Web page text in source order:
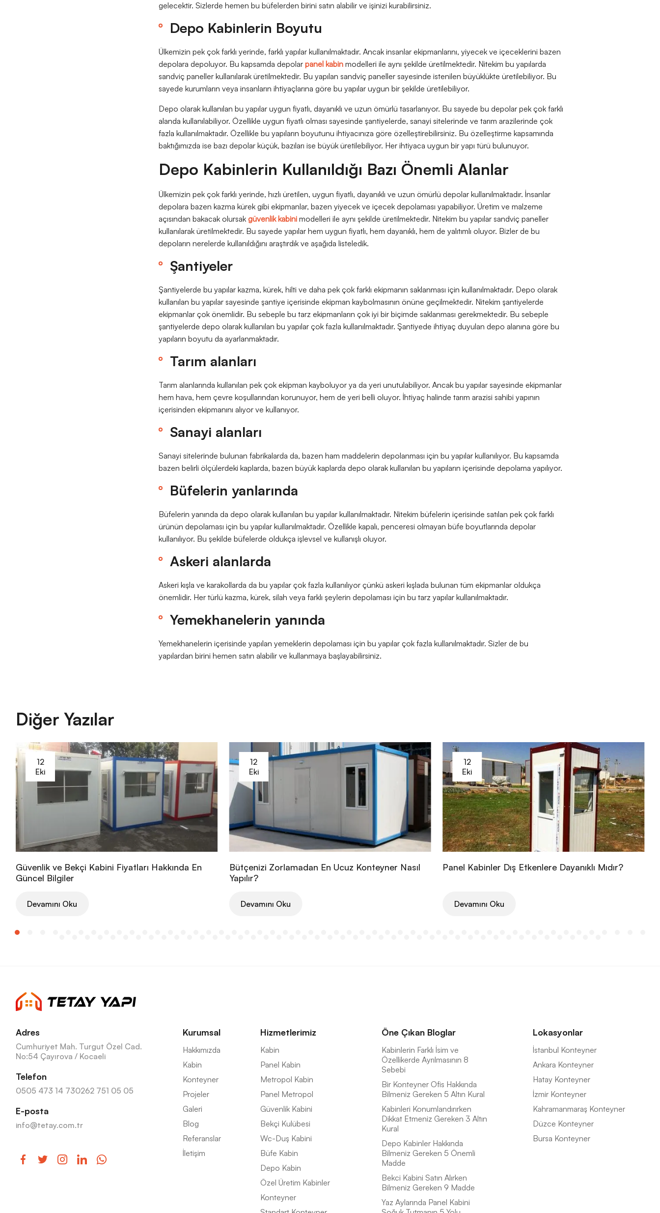
gelecektir. Sizlerde hemen bu büfelerden birini satın alabilir ve işinizi kurabilirsiniz.
Depo Kabinlerin Boyutu
Ülkemizin pek çok farklı yerinde, farklı yapılar kullanılmaktadır. Ancak insanlar ekipmanlarını, yiyecek ve içeceklerini bazen
depolara depoluyor. Bu kapsamda depolar panel kabinmodelleri ile aynı şekilde üretilmektedir. Nitekim bu yapılarda
sandviç paneller kullanılarak üretilmektedir. Bu yapılan sandviç paneller sayesinde istenilen büyüklükte üretilebiliyor. Bu
sayede kurumların veya insanların ihtiyaçlarına göre bu yapılar uygun bir şekilde üretilebiliyor.
Depo olarak kullanılan bu yapılar uygun fiyatlı, dayanıklı ve uzun ömürlü tasarlanıyor. Bu sayede bu depolar pek çok farklı
alanda kullanılabiliyor. Özellikle uygun fiyatlı olması sayesinde şantiyelerde, sanayi sitelerinde ve tarım arazilerinde çok
fazla kullanılmaktadır. Özellikle bu yapıların boyutunu ihtiyacınıza göre özelleştirebilirsiniz. Bu özelleştirme kapsamında
baktığımızda ise bazı depolar küçük, bazıları ise büyük üretilebiliyor. Her ihtiyaca uygun bir yapı türü bulunuyor.
Depo Kabinlerin Kullanıldığı Bazı Önemli Alanlar
Ülkemizin pek çok farklı yerinde, hızlı üretilen, uygun fiyatlı, dayanıklı ve uzun ömürlü depolar kullanılmaktadır. İnsanlar
depolara bazen kazma kürek gibi ekipmanlar, bazen yiyecek ve içecek depolaması yapabiliyor. Üretim ve malzeme
açısından bakacak olursak güvenlik kabinimodelleri ile aynı şekilde üretilmektedir. Nitekim bu yapılar sandviç paneller
kullanılarak üretilmektedir. Bu sayede yapılar hem uygun fiyatlı, hem dayanıklı, hem de yalıtımlı oluyor. Bizler de bu
depoların nerelerde kullanıldığını araştırdık ve aşağıda listeledik.
Şantiyeler
Şantiyelerde bu yapılar kazma, kürek, hilti ve daha pek çok farklı ekipmanın saklanması için kullanılmaktadır. Depo olarak
kullanılan bu yapılar sayesinde şantiye içerisinde ekipman kaybolmasının önüne geçilmektedir. Nitekim şantiyelerde
ekipmanlar çok önemlidir. Bu sebeple bu tarz ekipmanların çok iyi bir biçimde saklanması gerekmektedir. Bu sebeple
şantiyelerde depo olarak kullanılan bu yapılar çok fazla kullanılmaktadır. Şantiyede ihtiyaç duyulan depo alanına göre bu
yapıların boyutu da ayarlanmaktadır.
Tarım alanları
Tarım alanlarında kullanılan pek çok ekipman kayboluyor ya da yeri unutulabiliyor. Ancak bu yapılar sayesinde ekipmanlar
hem hava, hem çevre koşullarından korunuyor, hem de yeri belli oluyor. İhtiyaç halinde tarım arazisi sahibi yapının
içerisinden ekipmanını alıyor ve kullanıyor.
Sanayi alanları
Sanayi sitelerinde bulunan fabrikalarda da, bazen ham maddelerin depolanması için bu yapılar kullanılıyor. Bu kapsamda
bazen belirli ölçülerdeki kaplarda, bazen büyük kaplarda depo olarak kullanılan bu yapıların içerisinde depolama yapılıyor.
Büfelerin yanlarında
Büfelerin yanında da depo olarak kullanılan bu yapılar kullanılmaktadır. Nitekim büfelerin içerisinde satılan pek çok farklı
ürünün depolaması için bu yapılar kullanılmaktadır. Özellikle kapalı, penceresi olmayan büfe boyutlarında depolar
kullanılıyor. Bu şekilde büfelerde oldukça işlevsel ve kullanışlı oluyor.
Askeri alanlarda
Askeri kışla ve karakollarda da bu yapılar çok fazla kullanılıyor çünkü askeri kışlada bulunan tüm ekipmanlar oldukça
önemlidir. Her türlü kazma, kürek, silah veya farklı şeylerin depolaması için bu tarz yapılar kullanılmaktadır.
Yemekhanelerin yanında
Yemekhanelerin içerisinde yapılan yemeklerin depolaması için bu yapılar çok fazla kullanılmaktadır. Sizler de bu
yapılardan birini hemen satın alabilir ve kullanmaya başlayabilirsiniz.
Diğer Yazılar
12
Eki
Güvenlik ve Bekçi Kabini Fiyatları Hakkında En
Güncel Bilgiler
Devamını Oku
12
Eki
Bütçenizi Zorlamadan En Ucuz Konteyner Nasıl
Yapılır?
Devamını Oku
12
Eki
Panel Kabinler Dış Etkenlere Dayanıklı Mıdır?
Devamını Oku
Adres
Cumhuriyet Mah. Turgut Özel Cad.
No:54 Çayırova / Kocaeli
Telefon
0505 473 14 730262 751 05 05
E-posta
info@tetay.com.tr
Kurumsal
Hakkımızda
Kabin
Konteyner
Projeler
Galeri
Blog
Referanslar
İletişim
Hizmetlerimiz
Kabin
Panel Kabin
Metropol Kabin
Panel Metropol
Güvenlik Kabini
Bekçi Kulübesi
Wc-Duş Kabini
Büfe Kabin
Depo Kabin
Özel Üretim Kabinler
Konteyner
Öne Çıkan Bloglar
Kabinlerin Farklı İsim ve
Özellikerde Ayrılmasının 8
Sebebi
Bir Konteyner Ofis Hakkında
Bilmeniz Gereken 5 Altın Kural
Kabinleri Konumlandırırken
Dikkat Etmeniz Gereken 3 Altın
Kural
Depo Kabinler Hakkında
Bilmeniz Gereken 5 Önemli
Madde
Bekci Kabini Satın Alırken
Bilmeniz Gereken 9 Madde
Yaz Aylarında Panel Kabini
Lokasyonlar
İstanbul Konteyner
Ankara Konteyner
Hatay Konteyner
İzmir Konteyner
Kahramanmaraş Konteyner
Düzce Konteyner
Bursa Konteyner